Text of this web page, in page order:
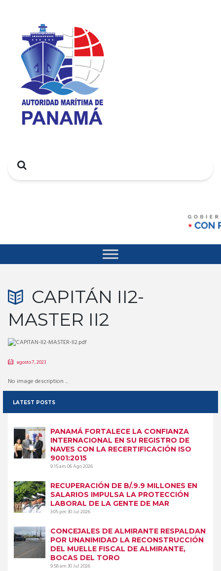
Search
CAPITÁN II2-
MASTER II2
agosto 7, 2023
No image description ...
LATEST POSTS
PANAMÁ FORTALECE LA CONFIANZA
INTERNACIONAL EN SU REGISTRO DE
NAVES CON LA RECERTIFICACIÓN ISO
9001:2015
9:15 am06 Ago 2026
RECUPERACIÓN DE B/.9.9 MILLONES EN
SALARIOS IMPULSA LA PROTECCIÓN
LABORAL DE LA GENTE DE MAR
3:05 pm30 Jul 2026
CONCEJALES DE ALMIRANTE RESPALDAN
POR UNANIMIDAD LA RECONSTRUCCIÓN
DEL MUELLE FISCAL DE ALMIRANTE,
BOCAS DEL TORO
9:58 am30 Jul 2026